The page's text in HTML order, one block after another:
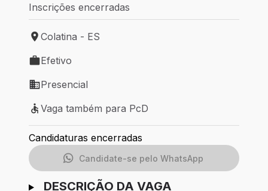
Inscrições encerradas
Local de trabalho: Colatina - ES
Colatina - ES
Tipo de vaga: Efetivo
Efetivo
Modelo de trabalho: Presencial
Presencial
Vaga também para PcD
Vaga também para PcD
Candidaturas encerradas
Candidate-se pelo WhatsApp
DESCRIÇÃO DA VAGA